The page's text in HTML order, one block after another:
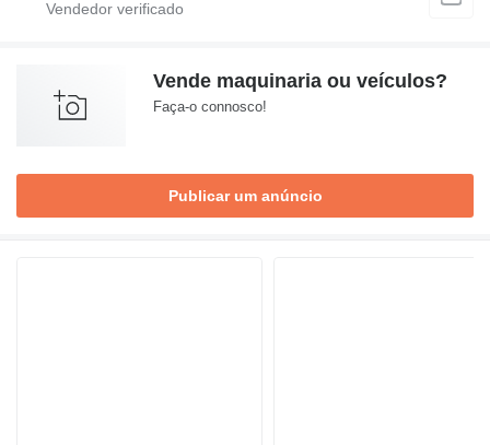
Vende maquinaria ou veículos?
Faça-o connosco!
Publicar um anúncio